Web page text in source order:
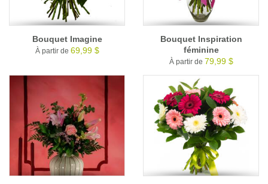
Bouquet Imagine
À partir de 69,99 $
Bouquet Inspiration
féminine
À partir de 79,99 $